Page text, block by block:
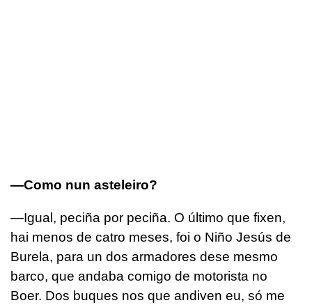
—Como nun asteleiro?
—Igual, peciña por peciña. O último que fixen,
hai menos de catro meses, foi o Niño Jesús de
Burela, para un dos armadores dese mesmo
barco, que andaba comigo de motorista no
Boer. Dos buques nos que andiven eu, só me